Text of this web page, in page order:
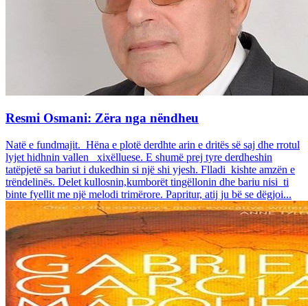
Resmi Osmani: Zëra nga nëndheu
Natë e fundmajit. Hëna e plotë derdhte arin e dritës së saj dhe rrotul
lyjet hidhnin vallen xixëlluese. E shumë prej tyre derdheshin
tatëpjetë sa bariut i dukedhin si një shi yjesh. Flladi kishte amzën e
trëndelinës. Delet kullosnin,kumborët tingëllonin dhe bariu nisi ti
binte fyellit me një melodi trimërore. Papritur, atij ju bë se dëgjoi...